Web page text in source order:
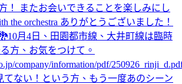
！ またお会いできることを楽しみにし
the orchestra ありがとうございました！
10月4日、田園都市線、大井町線は臨時
方、お気をつけて。
company/information/pdf/
てない！という方、もう一度あのシーン